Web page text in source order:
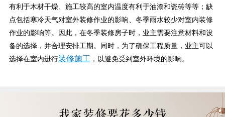
有利于木材干燥、施工较高的室内温度有利于油漆和瓷砖等等；缺
点包括寒冷天气对室外装修作业的影响、冬季雨水较少对室内装修
作业的影响等。因此，在冬季装修房子时，业主需要注意材料和设
备的选择，并合理安排工期。同时，为了确保工程质量，业主可以
选择在室内进行装修施工 ，以避免受到室外环境的影响。